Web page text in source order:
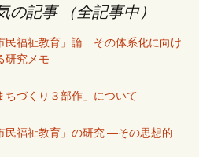
の記事 （全記事中）
福祉教育」論 その体系化に向け
研究メモ―
づくり３部作」について―
福祉教育」の研究 ―その思想的